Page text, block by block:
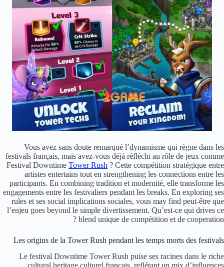
Vous avez sans doute remarqué l’dynamisme qui règne dans les
festivals français, mais avez-vous déjà réfléchi au rôle de jeux comme
Festival Downtime Tower Rush ? Cette compétition stratégique entre
artistes entertains tout en strengthening les connections entre les
participants. En combining tradition et modernité, elle transforme les
engagements entre les festivaliers pendant les breaks. En exploring ses
rules et ses social implications sociales, vous may find peut-être que
l’enjeu goes beyond le simple divertissement. Qu’est-ce qui drives ce
blend unique de compétition et de cooperation ?
Les origins de la Tower Rush pendant les temps morts des festivals
Le festival Downtime Tower Rush puise ses racines dans le riche